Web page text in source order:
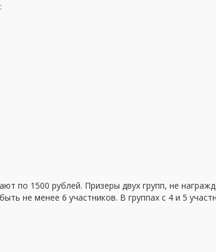
по 1500 рублей. Призеры двух групп, не
не менее 6 участников. В группах с 4 и 5